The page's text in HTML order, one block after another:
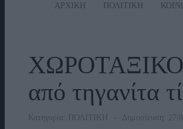
ΑΡΧΙΚΗ ΠΟΛΙΤΙΚΗ
ΧΩΡΟΤΑΞΙΚΟ
από τηγανίτα
Κατηγορία: ΠΟΛΙΤΙΚΗ Δημοσίευση: 27/